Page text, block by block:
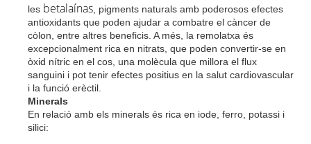
les betalaínas , pigments naturals amb poderosos efectes
antioxidants que poden ajudar a combatre el càncer de
còlon, entre altres beneficis. A més, la remolatxa és
excepcionalment rica en nitrats, que poden convertir-se en
òxid nítric en el cos, una molècula que millora el flux
sanguini i pot tenir efectes positius en la salut cardiovascular
i la funció erèctil.
Minerals
En relació amb els minerals és rica en iode, ferro, potassi i
silici: